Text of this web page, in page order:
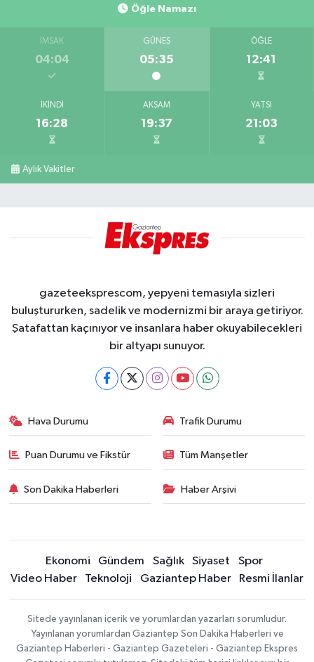
Öğle Namazı
İMSAK
04:04
GÜNEŞ
05:35
ÖĞLE
12:41
İKINDI
16:28
AKŞAM
19:37
YATSI
21:03
Aylık Vakitler
gazeteeksprescom, yepyeni temasıyla sizleri
buluştururken, sadelik ve modernizmi bir araya getiriyor.
Şatafattan kaçınıyor ve insanlara haber okuyabilecekleri
bir altyapı sunuyor.
Hava Durumu Trafik Durumu
Puan Durumu ve Fikstür Tüm Manşetler
Son Dakika Haberleri Haber Arşivi
Ekonomi Gündem Sağlık Siyaset
Spor
Video Haber
Teknoloji Gaziantep Haber Resmi İlanlar
Sitede yayınlanan içerik ve yorumlardan yazarları sorumludur.
Yayınlanan yorumlardan Gaziantep Son Dakika Haberleri ve
Gaziantep Haberleri - Gaziantep Gazeteleri - Gaziantep Ekspres